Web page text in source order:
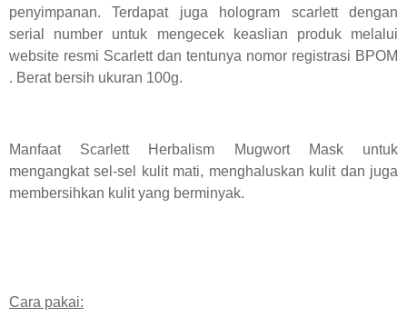
penyimpanan. Terdapat juga hologram scarlett dengan
serial number untuk mengecek keaslian produk melalui
website resmi Scarlett dan tentunya nomor registrasi BPOM
. Berat bersih ukuran 100g.
Manfaat Scarlett Herbalism Mugwort Mask untuk
mengangkat sel-sel kulit mati, menghaluskan kulit dan juga
membersihkan kulit yang berminyak.
Cara pakai: